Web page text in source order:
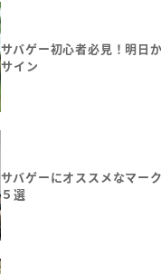
サバゲー初心者必見！明日
サイン
サバゲーにオススメなマー
５選